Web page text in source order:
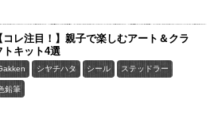
コレ注目！】親子で楽しむアート＆クラ
トキット4選
シヤチハタ シール ステッドラー
鉛筆